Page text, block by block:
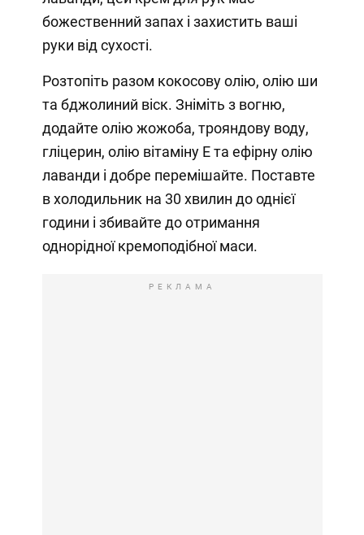
божественний запах і захистить ваші
руки від сухості.
Розтопіть разом кокосову олію, олію ши
та бджолиний віск. Зніміть з вогню,
додайте олію жожоба, трояндову воду,
гліцерин, олію вітаміну Е та ефірну олію
лаванди і добре перемішайте. Поставте
в холодильник на 30 хвилин до однієї
години і збивайте до отримання
однорідної кремоподібної маси.
РЕКЛАМА